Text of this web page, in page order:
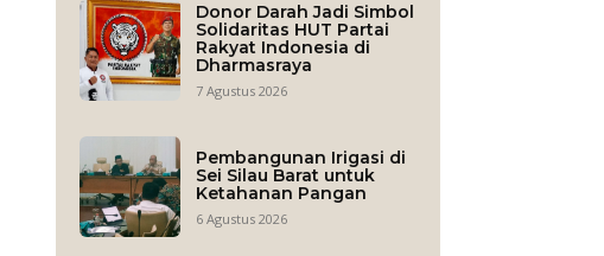
Donor Darah Jadi Simbol
Solidaritas HUT Partai
Rakyat Indonesia di
Dharmasraya
7 Agustus 2026
Pembangunan Irigasi di
Sei Silau Barat untuk
Ketahanan Pangan
6 Agustus 2026